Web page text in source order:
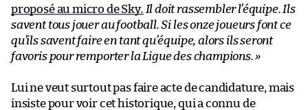
proposé au micro de Sky. Il doit rassembler l’équipe. Ils
savent tous jouer au football. Si les onze joueurs font ce
qu’ils savent faire en tant qu’équipe, alors ils seront
favoris pour remporter la Ligue des champions.»
Lui ne veut surtout pas faire acte de candidature, mais
insiste pour voir cet historique, qui a connu de